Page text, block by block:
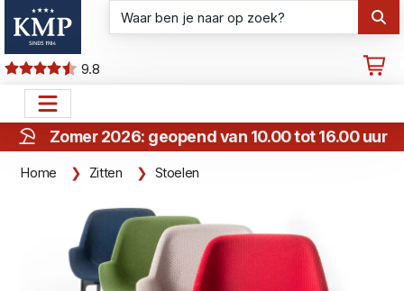
9.8
Zomer 2026: geopend van 10.00 tot 16.00 uur
Home Zitten Stoelen